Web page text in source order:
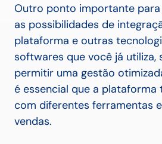
Outro ponto importante para
as possibilidades de
plataforma e outras
softwares que você já utiliza,
permitir uma gestão
é essencial que a plataforma
com diferentes ferramentas
vendas.